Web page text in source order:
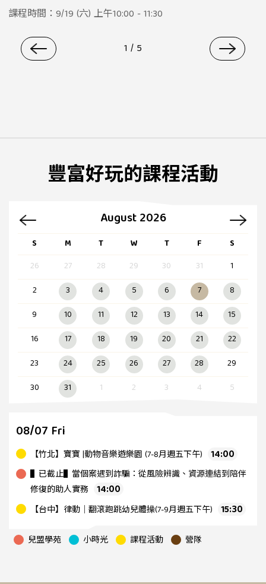
課程時間：9/19 (六) 上午10:00 - 11:30
1 / 5
豐富好玩的課程活動
August 2026
S M T W T F
S
26
27 28 29 30 31
1
2
3 4 5 6 7
8
9
10 11 12 13 14
15
16
17 18 19 20 21
22
23
24 25 26 27 28
29
30
31 1 2 3 4 5
08/07 Fri
【竹北】寶寶 |動物音樂遊樂園 (7-8月週五下午) 14:00
▌已截止▌當個案遇到詐騙：從風險辨識、資源連結到陪伴
修復的助人實務
14:00
【台中】律動｜翻滾跑跳幼兒體操(7-9月週五下午) 15:30
兒盟學苑 小時光 課程活動 營隊